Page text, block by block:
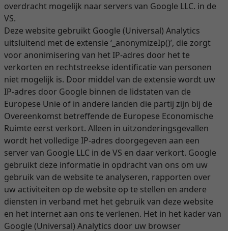
overdracht mogelijk naar servers van Google LLC. in de
VS.
Deze website gebruikt Google (Universal) Analytics
uitsluitend met de extensie ‘_anonymizeIp()’, die zorgt
voor anonimisering van het IP-adres door het te
verkorten en rechtstreekse identificatie van personen
niet mogelijk is. Door middel van de extensie wordt uw
IP-adres door Google binnen de lidstaten van de
Europese Unie of in andere landen die partij zijn bij de
Overeenkomst betreffende de Europese Economische
Ruimte eerst verkort. Alleen in uitzonderingsgevallen
wordt het volledige IP-adres doorgegeven aan een
server van Google LLC in de VS en daar verkort. Google
gebruikt deze informatie in opdracht van ons om uw
gebruik van de website te analyseren, rapporten over
uw activiteiten op de website op te stellen en andere
diensten in verband met het gebruik van deze website
en het internet aan ons te verlenen. Het in het kader van
Google (Universal) Analytics door uw browser